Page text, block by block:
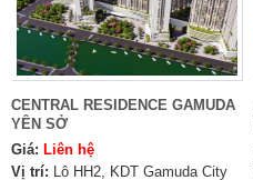
CENTRAL RESIDENCE GAMUDA
YÊN SỞ
Giá: Liên hệ
Vị trí: Lô HH2, KDT Gamuda City